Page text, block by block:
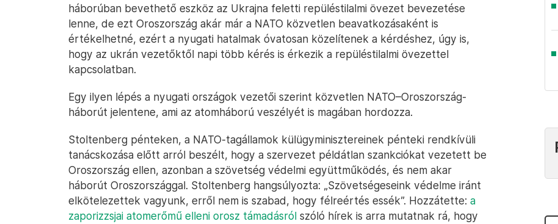
háborúban bevethető eszköz az Ukrajna feletti repüléstilalmi övezet bevezetése
lenne, de ezt Oroszország akár már a NATO közvetlen beavatkozásaként is
értékelhetné, ezért a nyugati hatalmak óvatosan közelítenek a kérdéshez, úgy is,
hogy az ukrán vezetőktől napi több kérés is érkezik a repüléstilalmi övezettel
kapcsolatban.
Egy ilyen lépés a nyugati országok vezetői szerint közvetlen NATO–Oroszország-
háborút jelentene, ami az atomháború veszélyét is magában hordozza.
Stoltenberg pénteken, a NATO-tagállamok külügyminisztereinek pénteki rendkívüli
tanácskozása előtt arról beszélt, hogy a szervezet példátlan szankciókat vezetett be
Oroszország ellen, azonban a szövetség védelmi együttműködés, és nem akar
háborút Oroszországgal. Stoltenberg hangsúlyozta: „Szövetségeseink védelme iránt
elkötelezettek vagyunk, erről nem is szabad, hogy félreértés essék”. Hozzátette: a
zaporizzsjai atomerőmű elleni orosz támadásról szóló hírek is arra mutatnak rá, hogy